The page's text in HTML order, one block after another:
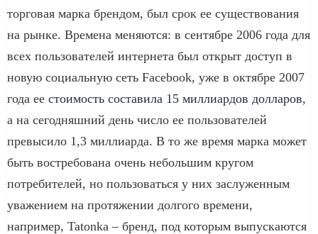
торговая марка брендом, был срок ее существования
на рынке. Времена меняются: в сентябре 2006 года для
всех пользователей интернета был открыт доступ в
новую социальную сеть Facebook, уже в октябре 2007
года ее стоимость составила 15 миллиардов долларов,
а на сегодняшний день число ее пользователей
превысило 1,3 миллиарда. В то же время марка может
быть востребована очень небольшим кругом
потребителей, но пользоваться у них заслуженным
уважением на протяжении долгого времени,
например, Tatonka – бренд, под которым выпускаются